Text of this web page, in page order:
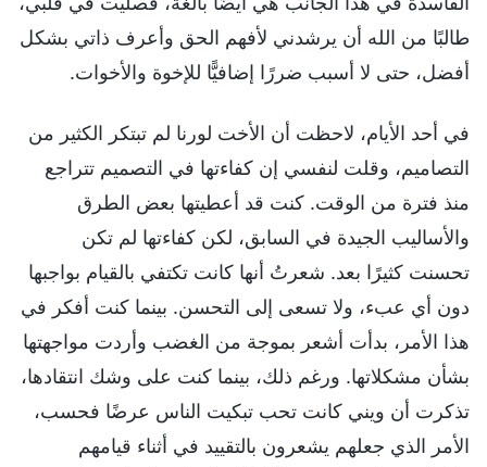
طالبًا من الله أن يرشدني لأفهم الحق وأعرف ذاتي بشكل
أفضل، حتى لا أسبب ضررًا إضافيًّا للإخوة والأخوات.
في أحد الأيام، لاحظت أن الأخت لورنا لم تبتكر الكثير من
التصاميم، وقلت لنفسي إن كفاءتها في التصميم تتراجع
منذ فترة من الوقت. كنت قد أعطيتها بعض الطرق
والأساليب الجيدة في السابق، لكن كفاءتها لم تكن
تحسنت كثيرًا بعد. شعرتُ أنها كانت تكتفي بالقيام بواجبها
دون أي عبء، ولا تسعى إلى التحسن. بينما كنت أفكر في
هذا الأمر، بدأت أشعر بموجة من الغضب وأردت مواجهتها
بشأن مشكلاتها. ورغم ذلك، بينما كنت على وشك انتقادها،
تذكرت أن ويني كانت تحب تبكيت الناس عرضًا فحسب،
الأمر الذي جعلهم يشعرون بالتقييد في أثناء قيامهم